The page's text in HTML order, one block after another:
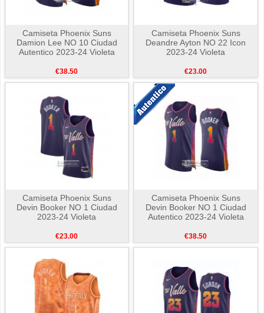
Camiseta Phoenix Suns
Damion Lee NO 10 Ciudad
Autentico 2023-24 Violeta
€38.50
Camiseta Phoenix Suns
Deandre Ayton NO 22 Icon
2023-24 Violeta
€23.00
Camiseta Phoenix Suns
Devin Booker NO 1 Ciudad
2023-24 Violeta
€23.00
Camiseta Phoenix Suns
Devin Booker NO 1 Ciudad
Autentico 2023-24 Violeta
€38.50